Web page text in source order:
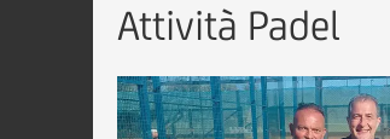
Attività Padel